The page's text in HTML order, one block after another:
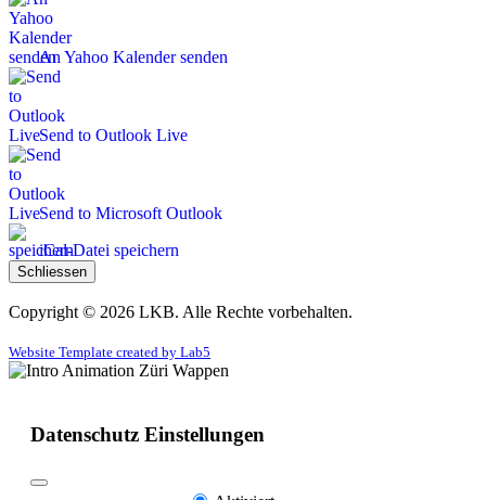
An Yahoo Kalender senden
Send to Outlook Live
Send to Microsoft Outlook
iCal-Datei speichern
Schliessen
Copyright © 2026 LKB. Alle Rechte vorbehalten.
Website Template created by Lab5
Datenschutz Einstellungen